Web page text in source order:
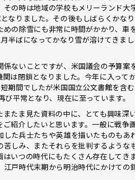
その時は地域の学校もメリーランド
なりました。その後もしばらくかな
めの除雪にも非常に時間がかかり、
半ばになってかなり雪が溶けてきま
係ないことですが、米国議会の予算
関は閉鎖となりました。今年に入っ
期間でしたが米国国立公文書館を含
平常となり、現在に至っています。
またま見た資料の中に、とても興味
ご紹介したいと思います。一般に戦
した兵士たちや英雄を描いたものも
苦しみ、またそれらを批判するよう
はいつの時代にもたくさん存在して
江戸時代末期から明治時代にかけて